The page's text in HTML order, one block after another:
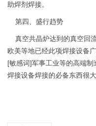
助焊剂焊接。
第四、盛行趋势
真空共晶炉达到的真空回
欧美等地已经此项焊接设备
[敏感词]军事工业等的高端
焊接设备焊接的必备东西很